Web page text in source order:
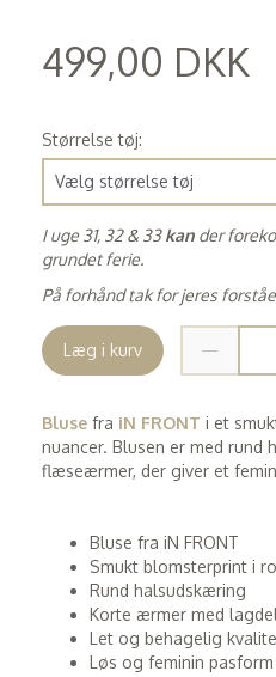
499,00 DKK
Størrelse tøj:
I uge 31, 32 & 33kan der
grundet ferie.
På forhånd tak for jeres
Læg i kurv
Bluse fra iN FRONT i et
nuancer. Blusen er med
flæseærmer, der giver et
Bluse fra iN FRONT
Smukt blomsterprint i
Rund halsudskæring
Korte ærmer med
Let og behagelig
Løs og feminin pasform